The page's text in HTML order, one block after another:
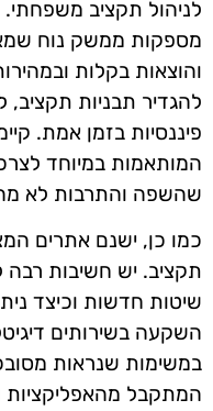
לניהול תקציב משפחתי.
מספקות ממשק נוח
והוצאות בקלות
להגדיר תבניות תקציב,
פיננסיות בזמן אמת.
המותאמות במיוחד
שהשפה והתרבות לא
כמו כן, ישנם אתרים
תקציב. יש חשיבות רבה
שיטות חדשות וכיצד
השקעה בשירותים
במשימות שנראות
המתקבל מהאפליקציות